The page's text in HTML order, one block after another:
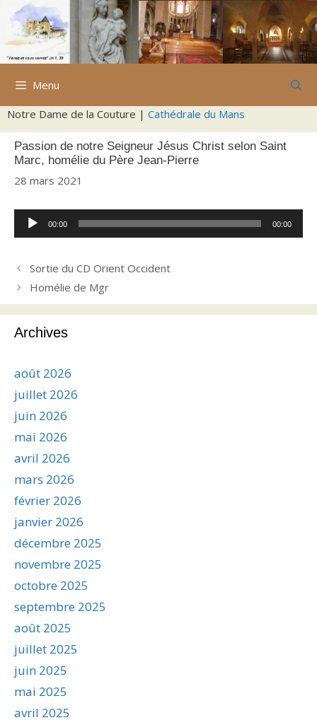
Aller
contenu
Menu
Notre Dame de la Couture | Cathédrale du Mans
Passion de notre Seigneur Jésus Christ selon Saint
Marc, homélie du Père Jean-Pierre
28 mars 2021
Lecteur
audio
00:00 00:00
Sortie du CD Orient Occident
Homélie de Mgr
Archives
août 2026
juillet 2026
juin 2026
mai 2026
avril 2026
mars 2026
février 2026
janvier 2026
décembre 2025
novembre 2025
octobre 2025
septembre 2025
août 2025
juillet 2025
juin 2025
mai 2025
avril 2025